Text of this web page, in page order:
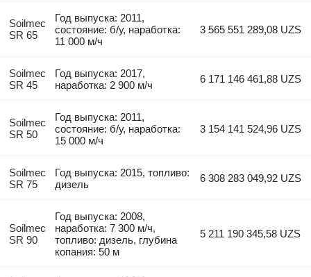
Soilmec
SR 65
Год выпуска: 2011,
состояние: б/у, наработка:
11 000 м/ч
3 565 551 289,08 UZS
Soilmec
SR 45
Год выпуска: 2017,
наработка: 2 900 м/ч
6 171 146 461,88 UZS
Soilmec
SR 50
Год выпуска: 2011,
состояние: б/у, наработка:
15 000 м/ч
3 154 141 524,96 UZS
Soilmec
SR 75
Год выпуска: 2015, топливо:
дизель
6 308 283 049,92 UZS
Soilmec
SR 90
Год выпуска: 2008,
наработка: 7 300 м/ч,
топливо: дизель, глубина
копания: 50 м
5 211 190 345,58 UZS